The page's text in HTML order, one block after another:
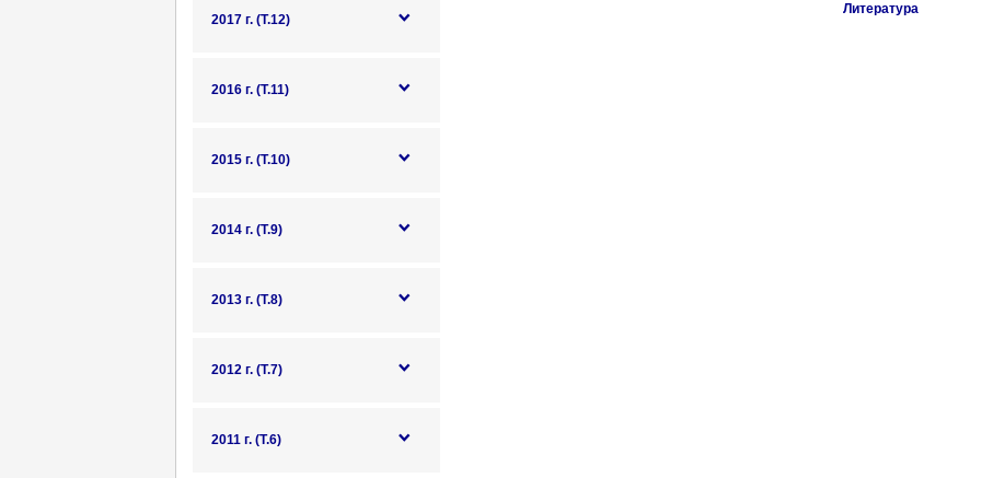
2017 г. (Т.12)
2016 г. (Т.11)
2015 г. (Т.10)
2014 г. (Т.9)
2013 г. (Т.8)
2012 г. (Т.7)
2011 г. (Т.6)
Литература